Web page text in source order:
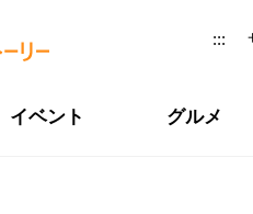
:::
イベント グルメ